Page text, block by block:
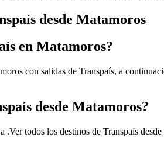
desde Matamoros
en Matamoros?
con salidas de Transpaís, a
desde Matamoros?
.Ver todos los destinos de Transpaís